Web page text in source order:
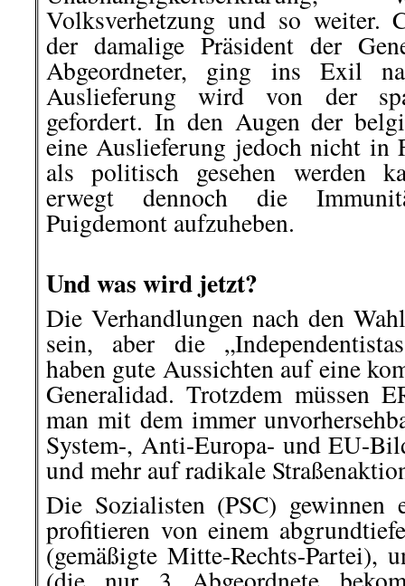
Volksverhetzung und so weiter.
der damalige Präsident der
Abgeordneter, ging ins Exil
Auslieferung wird von der
gefordert. In den Augen der
eine Auslieferung jedoch nicht in
als politisch gesehen werden
erwegt dennoch die
Puigdemont aufzuheben.
Und was wird jetzt?
Die Verhandlungen nach den
sein, aber die
haben gute Aussichten auf eine
Generalidad. Trotzdem müssen
man mit dem immer
System-, Anti-Europa- und EU-
und mehr auf radikale
Die Sozialisten (PSC) gewinnen
profitieren von einem
(gemäßigte Mitte-Rechts-Partei),